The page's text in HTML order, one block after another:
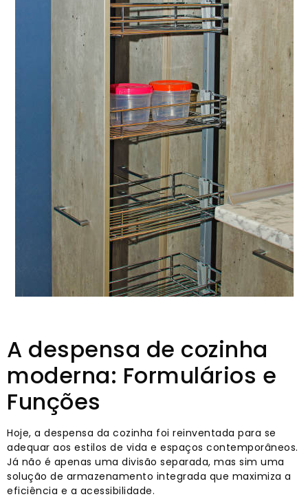
A despensa de cozinha
moderna: Formulários e
Funções
Hoje, a despensa da cozinha foi reinventada para se
adequar aos estilos de vida e espaços contemporâneos.
Já não é apenas uma divisão separada, mas sim uma
solução de armazenamento integrada que maximiza a
eficiência e a acessibilidade.